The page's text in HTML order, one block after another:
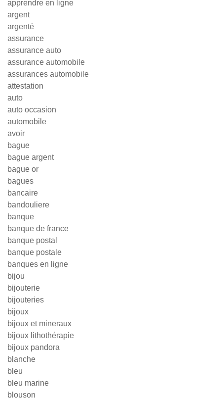
apprendre en ligne
argent
argenté
assurance
assurance auto
assurance automobile
assurances automobile
attestation
auto
auto occasion
automobile
avoir
bague
bague argent
bague or
bagues
bancaire
bandouliere
banque
banque de france
banque postal
banque postale
banques en ligne
bijou
bijouterie
bijouteries
bijoux
bijoux et mineraux
bijoux lithothérapie
bijoux pandora
blanche
bleu
bleu marine
blouson